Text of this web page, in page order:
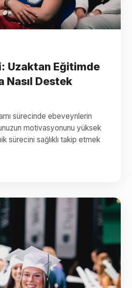
Uzaktan Eğitimde
Nasıl Destek
sürecinde ebeveynlerin
motivasyonunu yüksek
sürecini sağlıklı takip etmek